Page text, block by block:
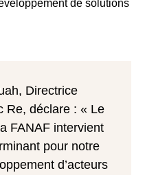
de solutions
Directrice
Re, déclare : « Le
FANAF intervient
pour notre
d’acteurs